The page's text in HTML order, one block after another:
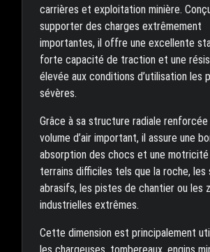
carrières et exploitation minière.
supporter des charges extrêmement
importantes, il offre une excellente
forte capacité de traction et une
élevée aux conditions d’utilisation les
sévères.
Grâce à sa structure radiale
volume d’air important, il assure une
absorption des chocs et une
terrains difficiles tels que la roche, les
abrasifs, les pistes de chantier ou les
industrielles extrêmes.
Cette dimension est principalement